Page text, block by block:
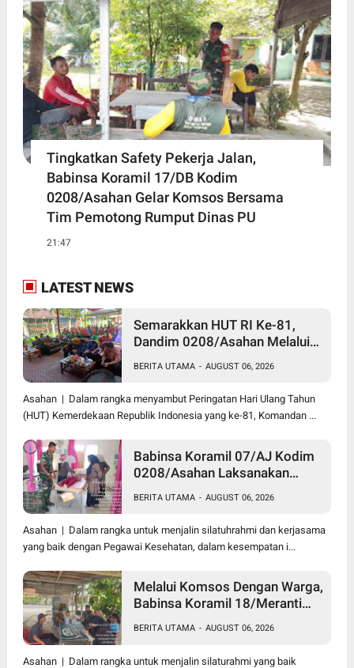
Tingkatkan Safety Pekerja Jalan,
Babinsa Koramil 17/DB Kodim
0208/Asahan Gelar Komsos Bersama
Tim Pemotong Rumput Dinas PU
21:47
LATEST NEWS
Semarakkan HUT RI Ke-81,
Dandim 0208/Asahan Melalui
Darah di Kantor Kemenag
Asahan
BERITA UTAMA - AUGUST 06, 2026
Asahan | Dalam rangka menyambut Peringatan Hari Ulang Tahun
(HUT) Kemerdekaan Republik Indonesia yang ke-81, Komandan ...
Babinsa Koramil 07/AJ Kodim
0208/Asahan Laksanakan
Pegawai Kesehatan Di
Puskesmas
BERITA UTAMA - AUGUST 06, 2026
Asahan | Dalam rangka untuk menjalin silatuhrahmi dan kerjasama
yang baik dengan Pegawai Kesehatan, dalam kesempatan i...
Melalui Komsos Dengan Warga,
Babinsa Koramil 18/Meranti
Jaga ebersihan Dan Kamtibmas
BERITA UTAMA - AUGUST 06, 2026
Asahan | Dalam rangka untuk menjalin silaturahmi yang baik